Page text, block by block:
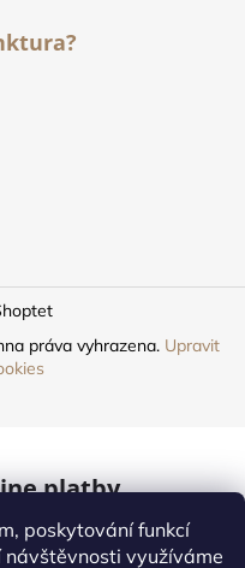
poskytování funkcí
návštěvnosti využíváme
práva vyhrazena. Upravit
platby